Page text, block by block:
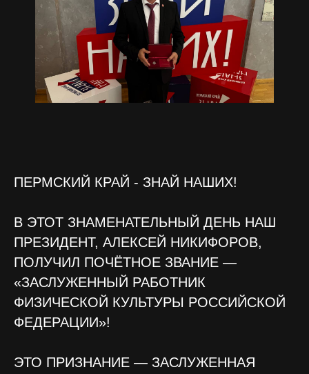
ПЕРМСКИЙ КРАЙ - ЗНАЙ НАШИХ!
В ЭТОТ ЗНАМЕНАТЕЛЬНЫЙ ДЕНЬ НАШ
ПРЕЗИДЕНТ, АЛЕКСЕЙ НИКИФОРОВ,
ПОЛУЧИЛ ПОЧЁТНОЕ ЗВАНИЕ —
«ЗАСЛУЖЕННЫЙ РАБОТНИК
ФИЗИЧЕСКОЙ КУЛЬТУРЫ РОССИЙСКОЙ
ФЕДЕРАЦИИ»!
ЭТО ПРИЗНАНИЕ — ЗАСЛУЖЕННАЯ